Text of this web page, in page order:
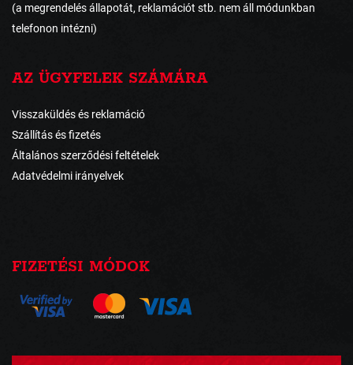
(a megrendelés állapotát, reklamációt stb. nem áll módunkban
telefonon intézni)
AZ ÜGYFELEK SZÁMÁRA
Visszaküldés és reklamáció
Szállítás és fizetés
Általános szerződési feltételek
Adatvédelmi irányelvek
FIZETÉSI MÓDOK